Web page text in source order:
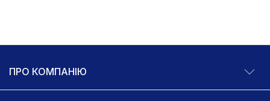
ПРО КОМПАНІЮ